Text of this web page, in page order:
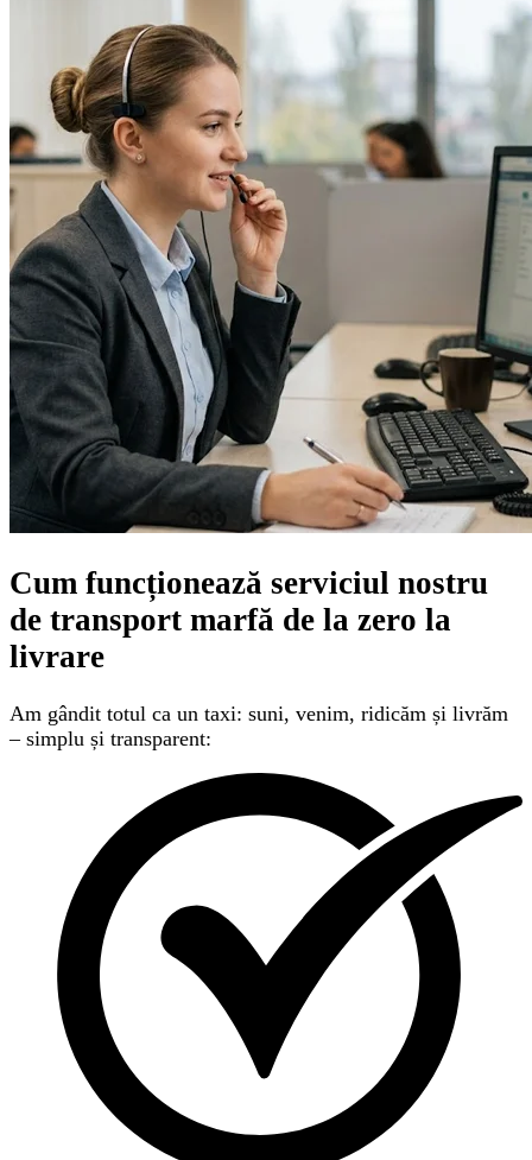
Cum funcționează serviciul nostru
de transport marfă de la zero la
livrare
Am gândit totul ca un taxi: suni, venim, ridicăm și livrăm
– simplu și transparent: